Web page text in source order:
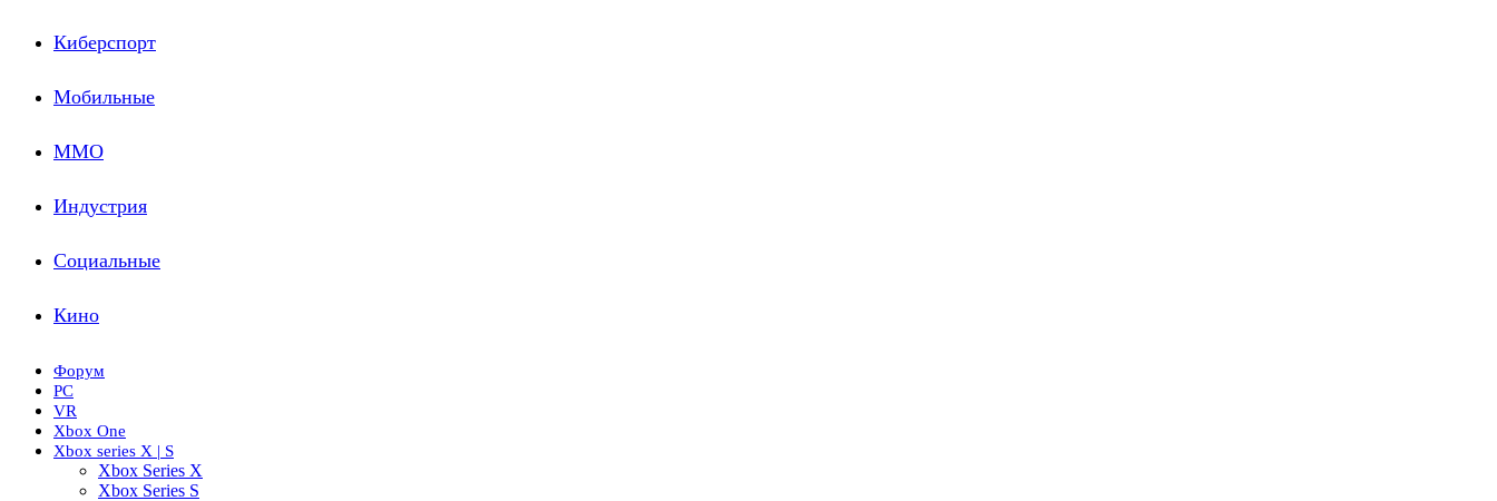
Киберспорт
Мобильные
ММО
Индустрия
Социальные
Кино
Форум
PC
VR
Xbox One
Xbox series X | S
Xbox Series X
Xbox Series S